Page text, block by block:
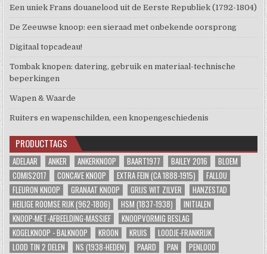
Een uniek Frans douanelood uit de Eerste Republiek (1792-1804)
De Zeeuwse knoop: een sieraad met onbekende oorsprong
Digitaal topcadeau!
Tombak knopen: datering, gebruik en materiaal-technische
beperkingen
Wapen & Waarde
Ruiters en wapenschilden, een knopengeschiedenis
PRODUCTTAGS
ADELAAR ANKER ANKERKNOOP BAART1977 BAILEY 2016
BLOEM
COMIS2017
CONCAVE KNOOP EXTRA FEIN (CA 1888-1915)
FALLOU
FLEURON KNOOP
GRANAAT KNOOP GRIJS WIT ZILVER
HANZESTAD
HEILIGE ROOMSE RIJK (962-1806)
HSM (1837-1938)
INITIALEN
KNOOP-MET-AFBEELDING-MASSIEF
KNOOPVORMIG BESLAG
KOGELKNOOP - BALKNOOP
KROON KRUIS
LOODJE-FRANKRIJK
LOOD TIN 2 DELEN
NS (1938-HEDEN) PAARD PAN PENLOOD